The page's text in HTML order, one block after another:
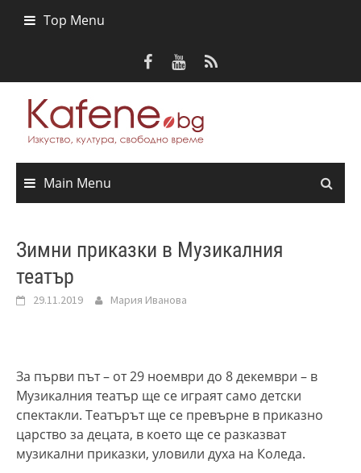
Top Menu
Main Menu
Зимни приказки в Музикалния
театър
29.11.2019 Мария Иванова
За първи път – от 29 ноември до 8 декември – в
Музикалния театър ще се играят само детски
спектакли. Театърът ще се превърне в приказно
царство за децата, в което ще се разказват
музикални приказки, уловили духа на Коледа.